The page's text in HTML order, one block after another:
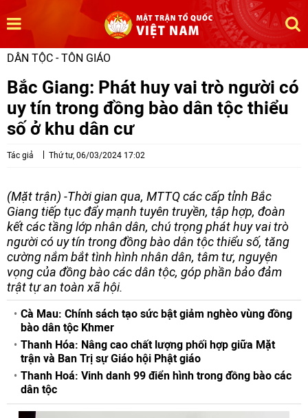
DÂN TỘC - TÔN GIÁO
Bắc Giang: Phát huy vai trò người có
uy tín trong đồng bào dân tộc thiểu
số ở khu dân cư
Tác giả Thứ tư, 06/03/2024 17:02
(Mặt trận) -Thời gian qua, MTTQ các cấp tỉnh Bắc
Giang tiếp tục đẩy mạnh tuyên truyền, tập hợp, đoàn
kết các tầng lớp nhân dân, chú trọng phát huy vai trò
người có uy tín trong đồng bào dân tộc thiểu số, tăng
cường nắm bắt tình hình nhân dân, tâm tư, nguyện
vọng của đồng bào các dân tộc, góp phần bảo đảm
trật tự an toàn xã hội.
Cà Mau: Chính sách tạo sức bật giảm nghèo vùng đồng
bào dân tộc Khmer
Thanh Hóa: Nâng cao chất lượng phối hợp giữa Mặt
trận và Ban Trị sự Giáo hội Phật giáo
Thanh Hoá: Vinh danh 99 điển hình trong đồng bào các
dân tộc